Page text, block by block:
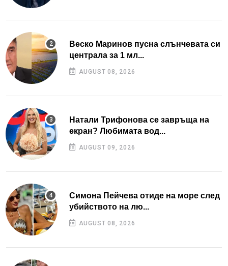
Веско Маринов пусна слънчевата си
централа за 1 мл...
AUGUST 08, 2026
Натали Трифонова се завръща на
екран? Любимата вод...
AUGUST 09, 2026
Симона Пейчева отиде на море след
убийството на лю...
AUGUST 08, 2026